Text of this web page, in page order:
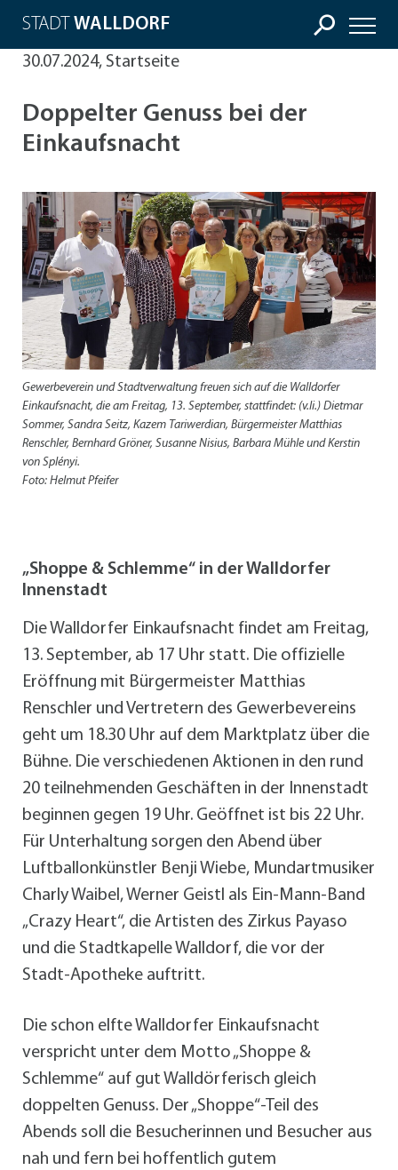
STADT WALLDORF
30.07.2024, Startseite
Doppelter Genuss bei der
Einkaufsnacht
Gewerbeverein und Stadtverwaltung freuen sich auf die Walldorfer
Einkaufsnacht, die am Freitag, 13. September, stattfindet: (v.li.) Dietmar
Sommer, Sandra Seitz, Kazem Tariwerdian, Bürgermeister Matthias
Renschler, Bernhard Gröner, Susanne Nisius, Barbara Mühle und Kerstin
von Splényi.
Foto: Helmut Pfeifer
„Shoppe & Schlemme“ in der Walldorfer
Innenstadt
Die Walldorfer Einkaufsnacht findet am Freitag,
13. September, ab 17 Uhr statt. Die offizielle
Eröffnung mit Bürgermeister Matthias
Renschler und Vertretern des Gewerbevereins
geht um 18.30 Uhr auf dem Marktplatz über die
Bühne. Die verschiedenen Aktionen in den rund
20 teilnehmenden Geschäften in der Innenstadt
beginnen gegen 19 Uhr. Geöffnet ist bis 22 Uhr.
Für Unterhaltung sorgen den Abend über
Luftballonkünstler Benji Wiebe, Mundartmusiker
Charly Waibel, Werner Geistl als Ein-Mann-Band
„Crazy Heart“, die Artisten des Zirkus Payaso
und die Stadtkapelle Walldorf, die vor der
Stadt-Apotheke auftritt.
Die schon elfte Walldorfer Einkaufsnacht
verspricht unter dem Motto „Shoppe &
Schlemme“ auf gut Walldörferisch gleich
doppelten Genuss. Der „Shoppe“-Teil des
Abends soll die Besucherinnen und Besucher aus
nah und fern bei hoffentlich gutem